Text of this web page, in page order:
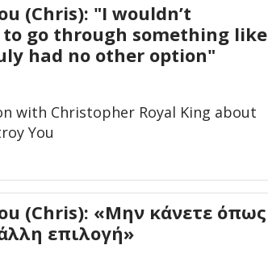
(Chris): "I wouldn’t
go through something like
had no other option"
with Christopher Royal King about
You
(Chris): «Μην κάνετε όπως
επιλογή»